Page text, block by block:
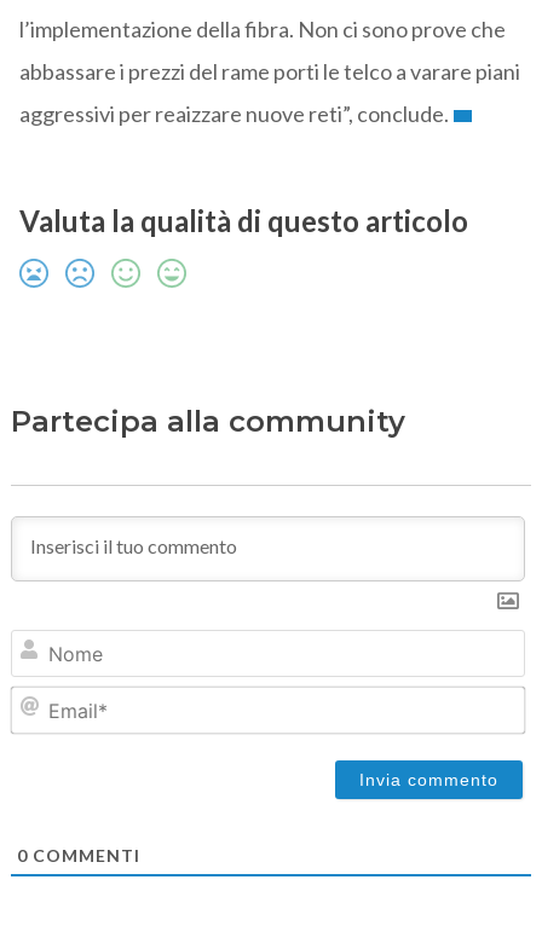
l’implementazione della fibra. Non ci sono prove che
abbassare i prezzi del rame porti le telco a varare piani
aggressivi per reaizzare nuove reti”, conclude.
Valuta la qualità di questo articolo
Partecipa alla community
0COMMENTI